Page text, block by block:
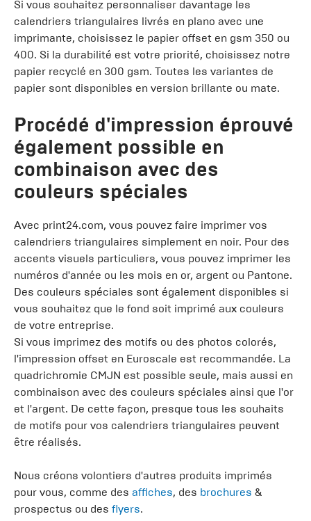
Si vous souhaitez personnaliser davantage les
calendriers triangulaires livrés en plano avec une
imprimante, choisissez le papier offset en gsm 350 ou
400. Si la durabilité est votre priorité, choisissez notre
papier recyclé en 300 gsm. Toutes les variantes de
papier sont disponibles en version brillante ou mate.
Procédé d'impression éprouvé
également possible en
combinaison avec des
couleurs spéciales
Avec print24.com, vous pouvez faire imprimer vos
calendriers triangulaires simplement en noir. Pour des
accents visuels particuliers, vous pouvez imprimer les
numéros d'année ou les mois en or, argent ou Pantone.
Des couleurs spéciales sont également disponibles si
vous souhaitez que le fond soit imprimé aux couleurs
de votre entreprise.
Si vous imprimez des motifs ou des photos colorés,
l'impression offset en Euroscale est recommandée. La
quadrichromie CMJN est possible seule, mais aussi en
combinaison avec des couleurs spéciales ainsi que l'or
et l'argent. De cette façon, presque tous les souhaits
de motifs pour vos calendriers triangulaires peuvent
être réalisés.
Nous créons volontiers d'autres produits imprimés
pour vous, comme des affiches, des brochures &
prospectus ou des flyers.